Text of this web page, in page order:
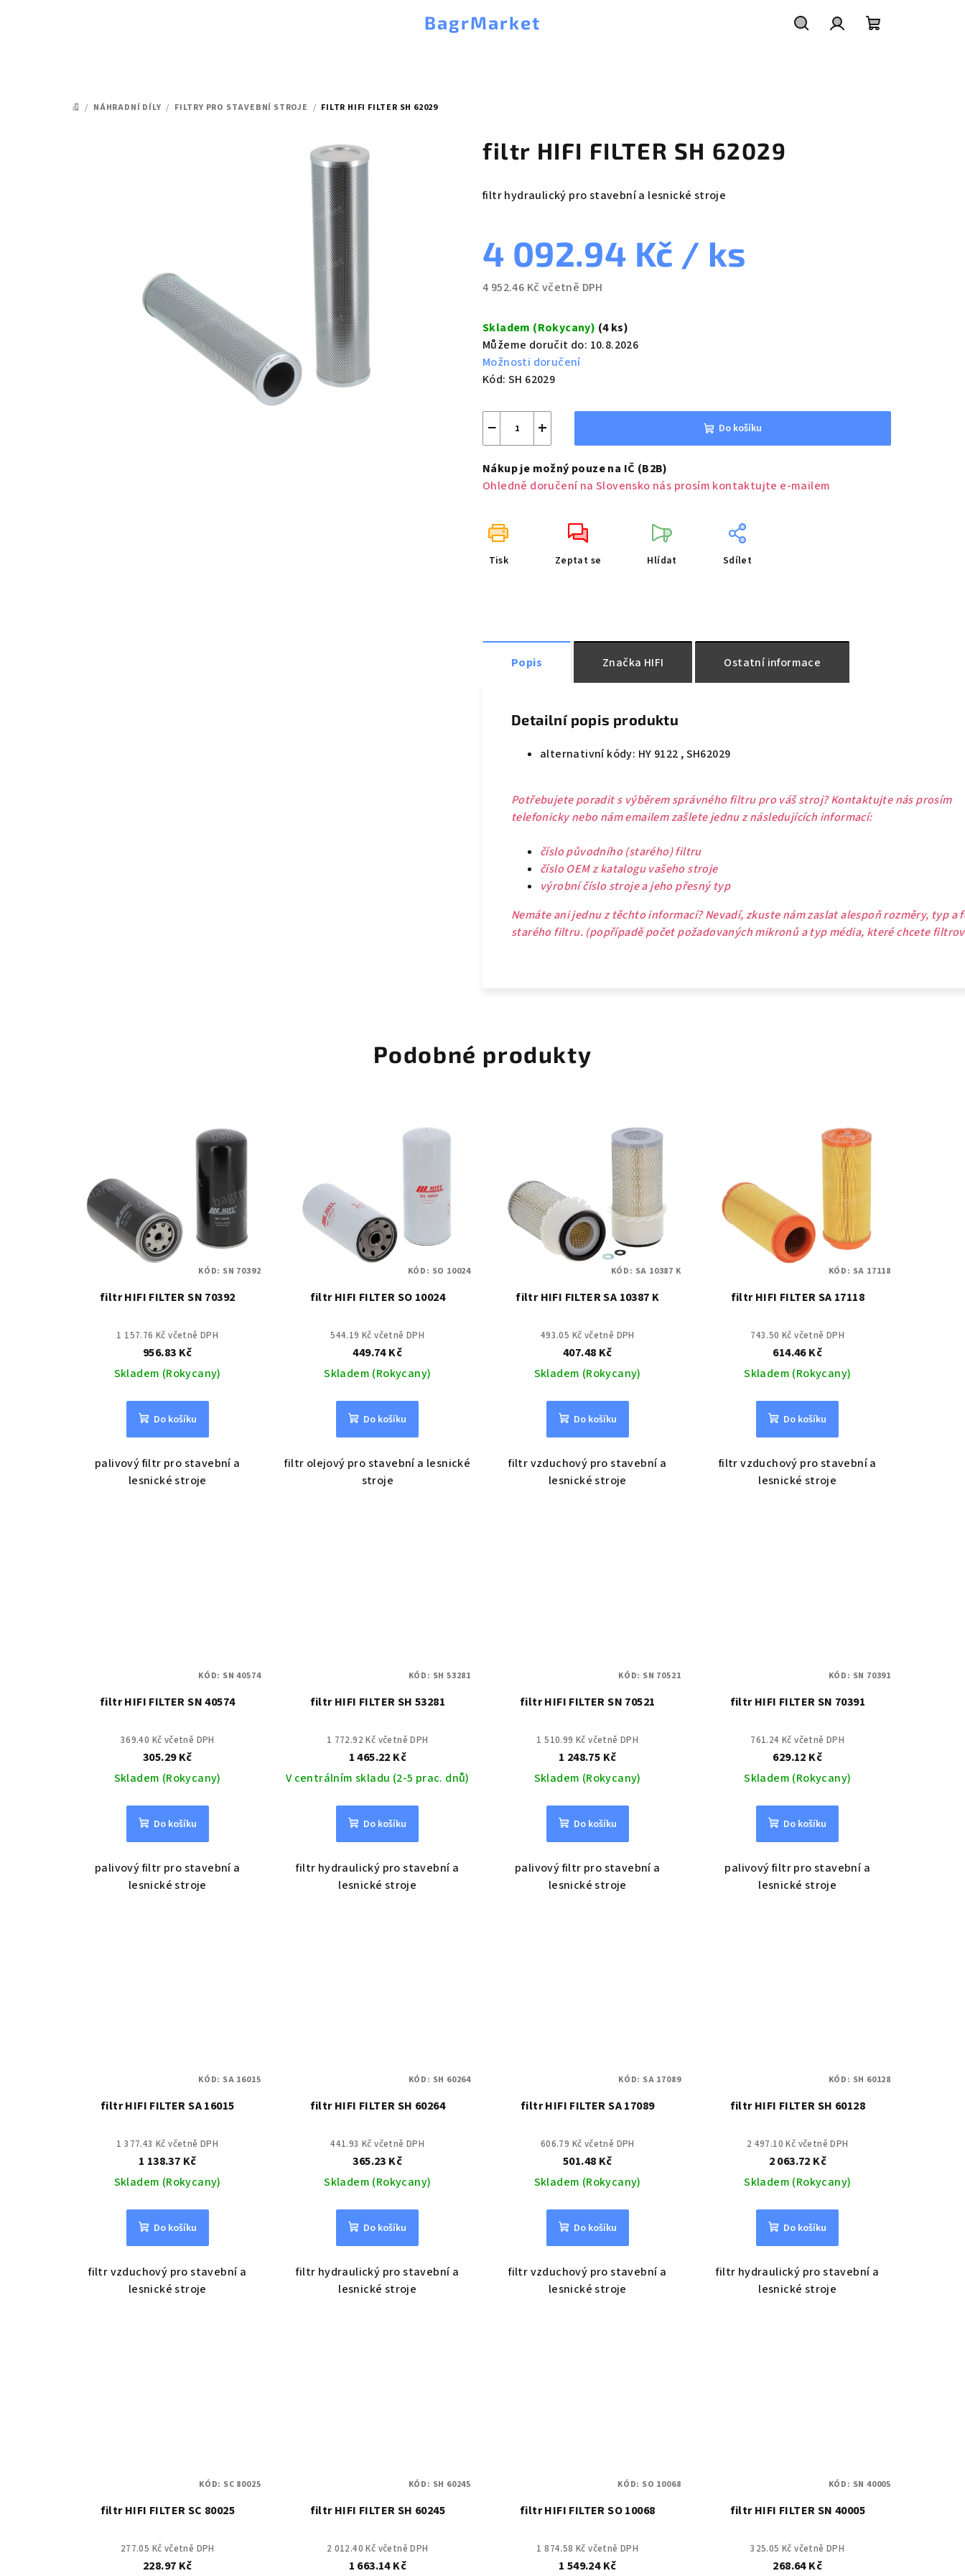
BagrMarket
DOMŮ
/ NÁHRADNÍ DÍLY / FILTRY PRO STAVEBNÍ STROJE / FILTR HIFI FILTER SH 62029
filtr HIFI FILTER SH 62029
filtr hydraulický pro stavební a lesnické stroje
4 092.94 Kč / ks
4 952.46 Kč včetně DPH
cena:
Skladem (Rokycany) (4 ks)
Můžeme doručit do: 10.8.2026
Možnosti doručení
Kód: SH 62029
+
− Do košíku
Nákup je možný pouze na IČ (B2B)
Ohledně doručení na Slovensko nás prosím kontaktujte e-mailem
Tisk Zeptat se Hlídat Sdílet
Popis Značka HIFI Ostatní informace
Detailní popis produktu
alternativní kódy: HY 9122 , SH62029
Potřebujete poradit s výběrem správného filtru pro váš stroj? Kontaktujte nás prosím
telefonicky nebo nám emailem zašlete jednu z následujících informací:
číslo původního (starého) filtru
číslo OEM z katalogu vašeho stroje
výrobní číslo stroje a jeho přesný typ
Nemáte ani jednu z těchto informací? Nevadí, zkuste nám zaslat alespoň rozměry, typ a
starého filtru. (popřípadě počet požadovaných mikronů a typ média, které chcete
Podobné produkty
filtr HIFI FILTER SN 70392
1 157.76 Kč včetně DPH
956.83 Kč
Skladem (Rokycany)
Do košíku
palivový filtr pro stavební a
lesnické stroje
KÓD: SN 70392
filtr HIFI FILTER SO 10024
544.19 Kč včetně DPH
449.74 Kč
Skladem (Rokycany)
Do košíku
filtr olejový pro stavební a lesnické
stroje
KÓD: SO 10024
filtr HIFI FILTER SA 10387 K
493.05 Kč včetně DPH
407.48 Kč
Skladem (Rokycany)
Do košíku
filtr vzduchový pro stavební a
lesnické stroje
KÓD: SA 10387 K
filtr HIFI FILTER SA 17118
743.50 Kč včetně DPH
614.46 Kč
Skladem (Rokycany)
Do košíku
filtr vzduchový pro stavební a
lesnické stroje
KÓD: SA 17118
filtr HIFI FILTER SN 40574
369.40 Kč včetně DPH
305.29 Kč
Skladem (Rokycany)
Do košíku
palivový filtr pro stavební a
lesnické stroje
KÓD: SN 40574
filtr HIFI FILTER SH 53281
1 772.92 Kč včetně DPH
1 465.22 Kč
V centrálním skladu (2-5 prac. dnů)
Do košíku
filtr hydraulický pro stavební a
lesnické stroje
KÓD: SH 53281
filtr HIFI FILTER SN 70521
1 510.99 Kč včetně DPH
1 248.75 Kč
Skladem (Rokycany)
Do košíku
palivový filtr pro stavební a
lesnické stroje
KÓD: SN 70521
filtr HIFI FILTER SN 70391
761.24 Kč včetně DPH
629.12 Kč
Skladem (Rokycany)
Do košíku
palivový filtr pro stavební a
lesnické stroje
KÓD: SN 70391
filtr HIFI FILTER SA 16015
1 377.43 Kč včetně DPH
1 138.37 Kč
Skladem (Rokycany)
Do košíku
filtr vzduchový pro stavební a
lesnické stroje
KÓD: SA 16015
filtr HIFI FILTER SH 60264
441.93 Kč včetně DPH
365.23 Kč
Skladem (Rokycany)
Do košíku
filtr hydraulický pro stavební a
lesnické stroje
KÓD: SH 60264
filtr HIFI FILTER SA 17089
606.79 Kč včetně DPH
501.48 Kč
Skladem (Rokycany)
Do košíku
filtr vzduchový pro stavební a
lesnické stroje
KÓD: SA 17089
filtr HIFI FILTER SH 60128
2 497.10 Kč včetně DPH
2 063.72 Kč
Skladem (Rokycany)
Do košíku
filtr hydraulický pro stavební a
lesnické stroje
KÓD: SH 60128
filtr HIFI FILTER SC 80025
277.05 Kč včetně DPH
228.97 Kč
KÓD: SC 80025
filtr HIFI FILTER SH 60245
2 012.40 Kč včetně DPH
1 663.14 Kč
KÓD: SH 60245
filtr HIFI FILTER SO 10068
1 874.58 Kč včetně DPH
1 549.24 Kč
KÓD: SO 10068
filtr HIFI FILTER SN 40005
325.05 Kč včetně DPH
268.64 Kč
KÓD: SN 40005